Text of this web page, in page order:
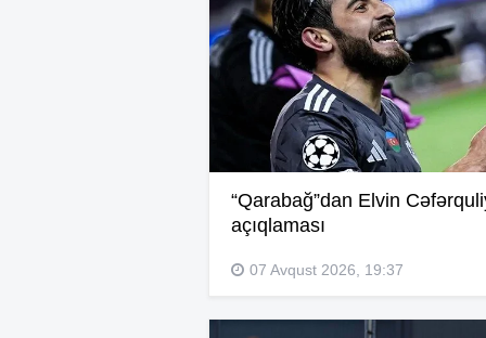
“Qarabağ”dan Elvin
açıqlaması
07 Avqust 2026, 19:37